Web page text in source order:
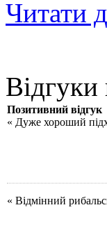
Читати
Відгуки
Позитивний відгук
« Дуже хороший
« Відмінний